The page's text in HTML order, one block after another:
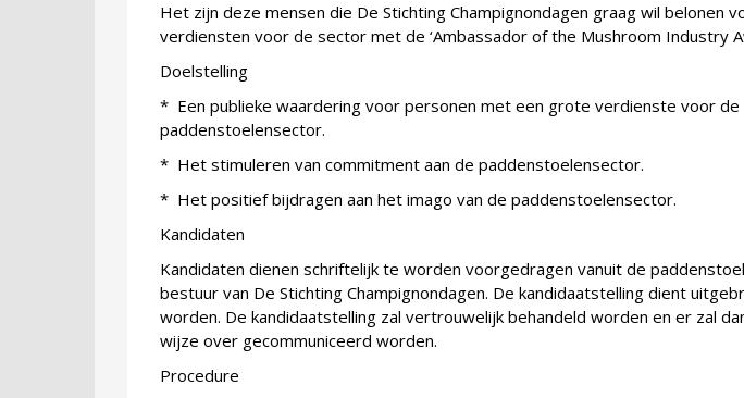
Het zijn deze mensen die De Stichting Champignondagen graag wil belonen
verdiensten voor de sector met de ‘Ambassador of the Mushroom Industry
Doelstelling
* Een publieke waardering voor personen met een grote verdienste voor de
paddenstoelensector.
* Het stimuleren van commitment aan de paddenstoelensector.
* Het positief bijdragen aan het imago van de paddenstoelensector.
Kandidaten
Kandidaten dienen schriftelijk te worden voorgedragen vanuit de
bestuur van De Stichting Champignondagen. De kandidaatstelling dient
worden. De kandidaatstelling zal vertrouwelijk behandeld worden en er zal
wijze over gecommuniceerd worden.
Procedure